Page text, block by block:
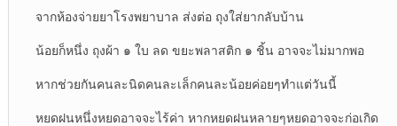
จากห้องจ่ายยาโรงพยาบาล ส่งต่อ ถุงใส่ยากลับบ้าน
น้อยก็หนึ่ง ถุงผ้า ๑ ใบ ลด ขยะพลาสติก ๑ ชิ้น อาจจะไม่มากพอ
หากช่วยกันคนละนิดคนละเล็กคนละน้อยค่อยๆทำแต่วันนี้
หยดฝนหนึ่งหยดอาจจะไร้ค่า หากหยดฝนหลายๆหยดอาจจะก่อเกิด